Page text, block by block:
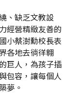
、缺乏文教設
經營精緻友善的
小蔡澍勳校長表
各地去徜徉翱
巨人，為孩子插
包容，讓每個人
夢。